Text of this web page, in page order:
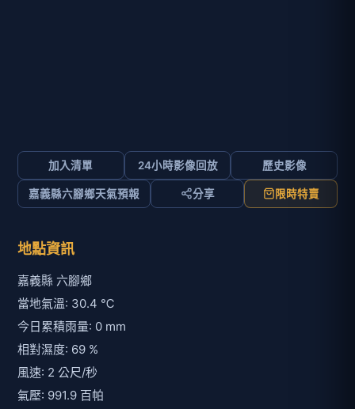
加入清單 24小時影像回放 歷史影像
嘉義縣六腳鄉天氣預報 分享 限時特賣
地點資訊
嘉義縣 六腳鄉
當地氣溫: 30.4 ℃
今日累積雨量: 0 mm
相對濕度: 69 %
風速: 2 公尺/秒
氣壓: 991.9 百帕